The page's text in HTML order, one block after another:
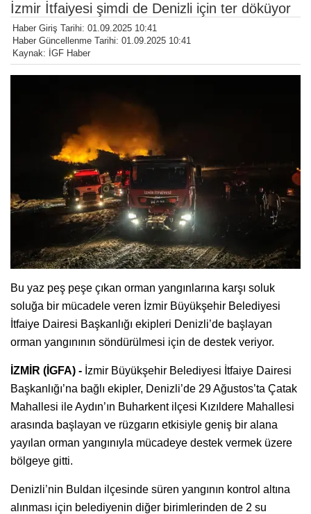
İzmir İtfaiyesi şimdi de Denizli için ter döküyor
Haber Giriş Tarihi: 01.09.2025 10:41
Haber Güncellenme Tarihi: 01.09.2025 10:41
Kaynak: İGF Haber
Bu yaz peş peşe çıkan orman yangınlarına karşı soluk
soluğa bir mücadele veren İzmir Büyükşehir Belediyesi
İtfaiye Dairesi Başkanlığı ekipleri Denizli’de başlayan
orman yangınının söndürülmesi için de destek veriyor.
İZMİR (İGFA) - İzmir Büyükşehir Belediyesi İtfaiye Dairesi
Başkanlığı’na bağlı ekipler, Denizli’de 29 Ağustos’ta Çatak
Mahallesi ile Aydın’ın Buharkent ilçesi Kızıldere Mahallesi
arasında başlayan ve rüzgarın etkisiyle geniş bir alana
yayılan orman yangınıyla mücadeye destek vermek üzere
bölgeye gitti.
Denizli’nin Buldan ilçesinde süren yangının kontrol altına
alınması için belediyenin diğer birimlerinden de 2 su